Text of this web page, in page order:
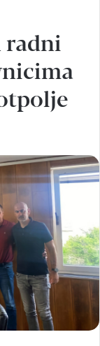
radni